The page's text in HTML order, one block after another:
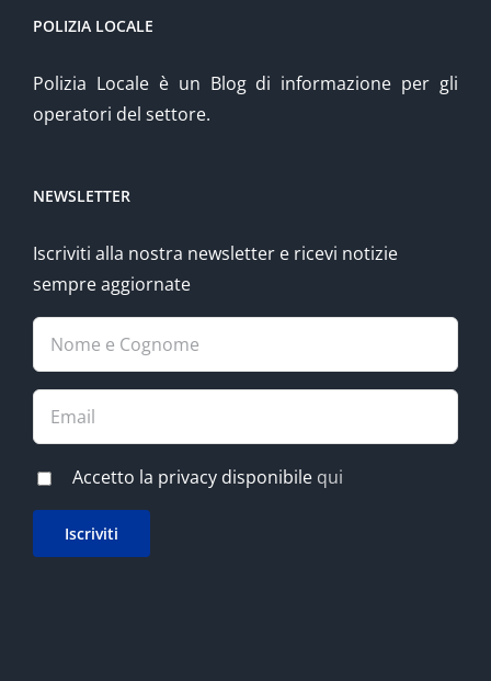
POLIZIA LOCALE
Polizia Locale è un Blog di informazione per gli
operatori del settore.
NEWSLETTER
Iscriviti alla nostra newsletter e ricevi notizie
sempre aggiornate
Accetto la privacy disponibile qui